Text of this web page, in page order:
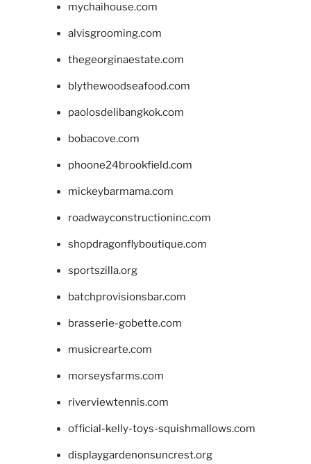
mychaihouse.com
alvisgrooming.com
thegeorginaestate.com
blythewoodseafood.com
paolosdelibangkok.com
bobacove.com
phoone24brookfield.com
mickeybarmama.com
roadwayconstructioninc.com
shopdragonflyboutique.com
sportszilla.org
batchprovisionsbar.com
brasserie-gobette.com
musicrearte.com
morseysfarms.com
riverviewtennis.com
official-kelly-toys-squishmallows.com
displaygardenonsuncrest.org